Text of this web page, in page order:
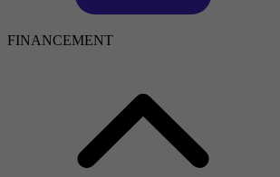
FINANCEMENT